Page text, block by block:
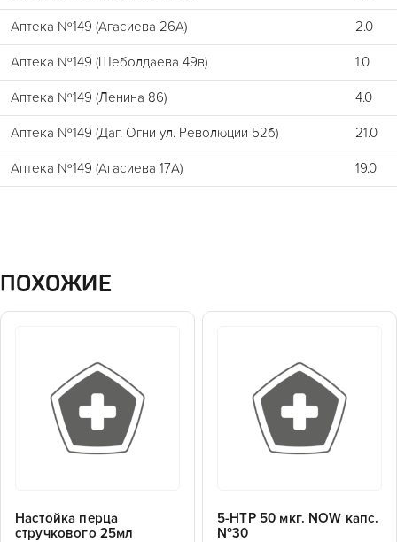
Аптека №149 (Агасиева 26А) 2.0
Аптека №149 (Шеболдаева 49в) 1.0
Аптека №149 (Ленина 86) 4.0
Аптека №149 (Даг. Огни ул. Революции 52б) 21.0
Аптека №149 (Агасиева 17А) 19.0
ПОХОЖИЕ
Настойка перца
стручкового 25мл
5-HTP 50 мкг. NOW капс.
№30